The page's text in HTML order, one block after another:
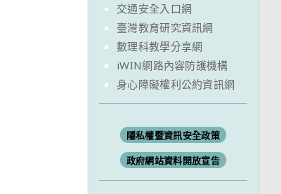
交通安全入口網
臺灣教育研究資訊網
數理科教學分享網
iWIN網路內容防護機構
身心障礙權利公約資訊網
隱私權暨資訊安全政策
政府網站資料開放宣告